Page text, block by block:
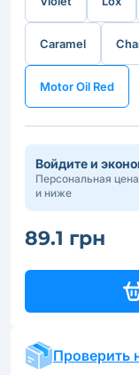
Caramel
Motor Oil Red
Войдите и
Персональная
и ниже
89.1 грн
Проверить